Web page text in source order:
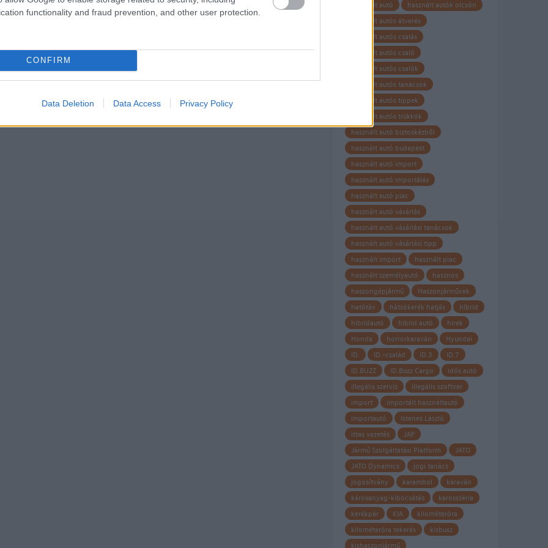
functionality and fraud prevention, and other user protection.
CONFIRM
Data Deletion Data Access Privacy Policy
használt autó
használt autók olcsón
használt autós átverés
használt autós csalás
használt autós csaló
használt autós csalók
használt autós tanácsok
használt autós tippek
használt autós trükkök
használt autó biztoskézből
használt autó budapest
használt autó import
használt autó importálás
használt autó piac
használt autó vásárlás
használt autó vásárlási tanácsok
használt autó vásárlási tipp
használt import
használt piac
használt személyautó
hasznos
haszongépjármű
Haszonjárművek
hatótáv
hátsókerék hatjás
hibrid
hibridautó
hibrid autó
hirek
Honda
horrorkaraván
Hyundai
ID.
ID.-család ID.3
ID.7
ID.BUZZ
ID.Buzz Cargo
idős autó
illegális szerviz
illegális szoftver
import
importált használtautó
importautó
Istenes László
ittas vezetés
JAF
Jármű Szolgáltatási Platform
JATO
JATO Dynamics
jogi tanács
jogosítvány
karambol
karaván
károsanyag-kibocsátás
karosszéria
kerékpár
KIA
kilométeróra
kilométeróra tekerés
kisbusz
kishaszonjármű